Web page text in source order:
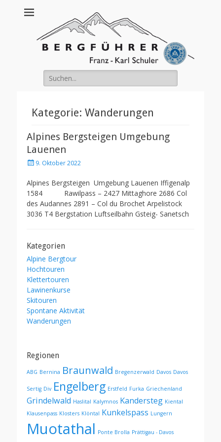
Franz Schuler
Suche
nach:
Kategorie: Wanderungen
Alpines Bergsteigen Umgebung
Lauenen
Posted9. Oktober 2022
Alpines Bergsteigen Umgebung Lauenen Iffigenalp
1584 Rawilpass – 2427 Mittaghore 2686 Col
des Audannes 2891 – Col du Brochet Arpelistock
3036 T4 Bergstation Luftseilbahn Gsteig- Sanetsch
Kategorien
Alpine Bergtour
Hochtouren
Klettertouren
Lawinenkurse
Skitouren
Spontane Aktivität
Wanderungen
Regionen
ABG Bernina Braunwald Bregenzerwald Davos Davos
Sertig Div Engelberg Erstfeld Furka Griechenland
Grindelwald Haslital Kalymnos Kandersteg Kiental
Klausenpass Klosters Klöntal Kunkelspass Lungern
Muotathal Ponte Brolla Prättigau - Davos